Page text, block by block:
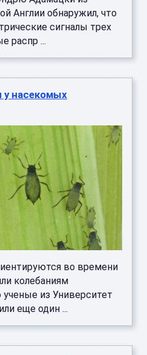
Англии обнаружил, что
сигналы трех
распр ...
насекомых
во времени
колебаниям
из Университет
еще один ...